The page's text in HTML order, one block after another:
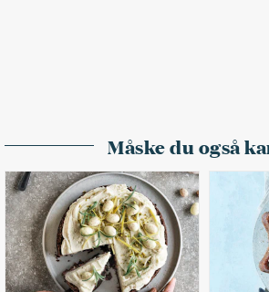
Måske du også